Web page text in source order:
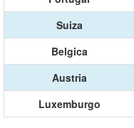
Suiza
Belgica
Austria
Luxemburgo